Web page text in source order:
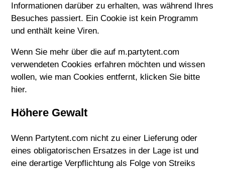
Informationen darüber zu erhalten, was während Ihres
Besuches passiert. Ein Cookie ist kein Programm
und enthält keine Viren.
Wenn Sie mehr über die auf m.partytent.com
verwendeten Cookies erfahren möchten und wissen
wollen, wie man Cookies entfernt, klicken Sie bitte
hier.
Höhere Gewalt
Wenn Partytent.com nicht zu einer Lieferung oder
eines obligatorischen Ersatzes in der Lage ist und
eine derartige Verpflichtung als Folge von Streiks